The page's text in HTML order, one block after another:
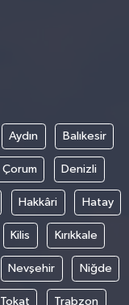
Aydın Balıkesir
Çorum Denizli
Hakkâri Hatay
Kilis Kırıkkale
Nevşehir Niğde
Tokat Trabzon